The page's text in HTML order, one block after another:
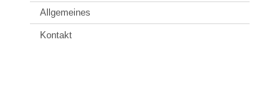
Allgemeines
Kontakt